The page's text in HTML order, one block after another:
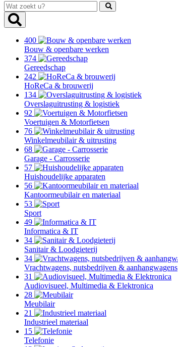
Wat
zoekt
u?
400
Bouw & openbare werken
374
Gereedschap
242
HoReCa & brouwerij
134
Overslaguitrusting & logistiek
92
Voertuigen & Motorfietsen
76
Winkelmeubilair & uitrusting
68
Garage - Carrosserie
57
Huishoudelijke apparaten
56
Kantoormeubilair en materiaal
53
Sport
49
Informatica & IT
34
Sanitair & Loodgieterij
34
Vrachtwagens, nutsbedrijven & aanhangwagens
31
Audiovisueel, Multimedia & Elektronica
28
Meubilair
21
Industrieel materiaal
15
Telefonie